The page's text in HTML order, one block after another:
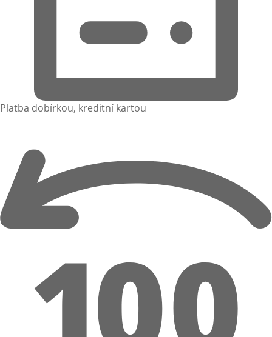
Platba dobírkou, kreditní kartou